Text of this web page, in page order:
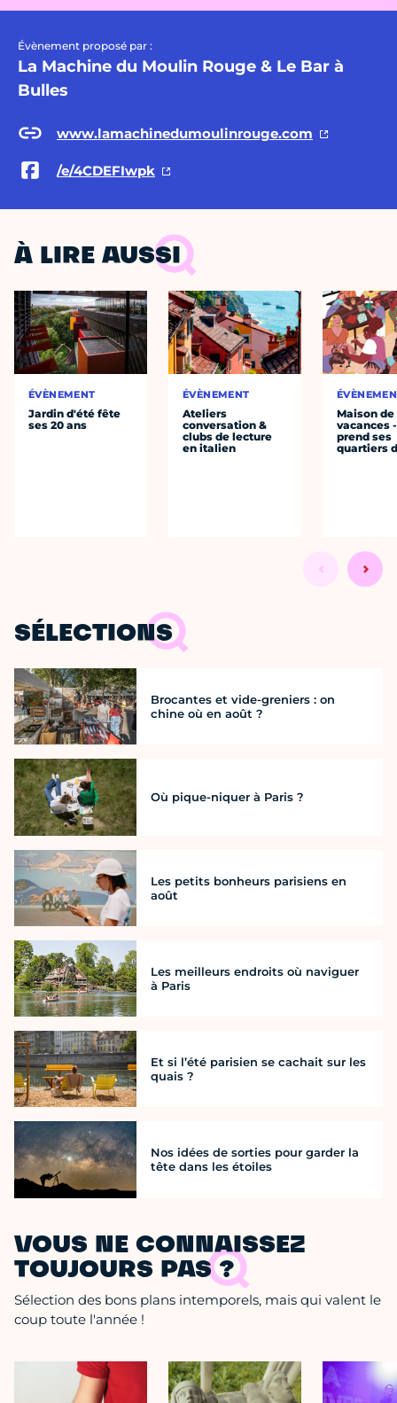
Évènement proposé par :
La Machine du Moulin Rouge & Le Bar à
Bulles
www.lamachinedumoulinrouge.com
/e/4CDEFIwpk
À LIRE AUSSI
ÉVÈNEMENT
Jardin d'été fête
ses 20 ans
ÉVÈNEMENT
Ateliers
conversation &
clubs de lecture
en italien
Maison de
vacances
prend ses
quartiers
SÉLECTIONS
Brocantes et vide-greniers : on
chine où en août ?
Où pique-niquer à Paris ?
Les petits bonheurs parisiens en
août
Les meilleurs endroits où naviguer
à Paris
Et si l’été parisien se cachait sur les
quais ?
Nos idées de sorties pour garder la
tête dans les étoiles
VOUS NE CONNAISSEZ
TOUJOURS PAS ?
Sélection des bons plans intemporels, mais qui valent le
coup toute l'année !